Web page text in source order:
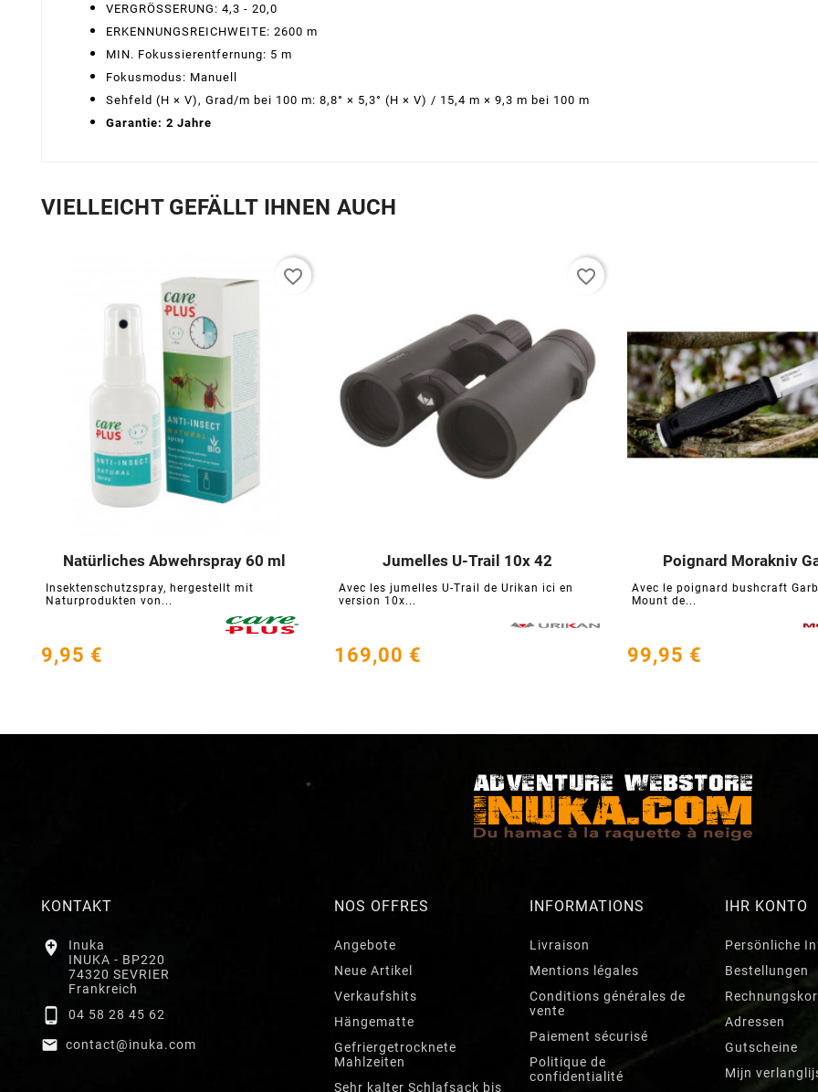
VERGRÖSSERUNG: 4,3 - 20,0
ERKENNUNGSREICHWEITE: 2600 m
MIN. Fokussierentfernung: 5 m
Fokusmodus: Manuell
Sehfeld (H × V), Grad/m bei 100 m: 8,8° × 5,3° (H × V) / 15,4 m × 9,3 m bei 100 m
Garantie: 2 Jahre
VIELLEICHT GEFÄLLT IHNEN AUCH
Natürliches Abwehrspray 60 ml
Insektenschutzspray, hergestellt mit
Naturprodukten von...

9,95 €
favorite_border
Jumelles U-Trail 10x 42
Avec les jumelles U-Trail de Urikan ici en
version 10x...
169,00 €
favorite_border
Poignard Morakniv
Avec le poignard bushcraft
Mount de...

99,95 €
KONTAKT

Inuka
INUKA - BP220
74320 SEVRIER
Frankreich
 04 58 28 45 62
 contact@inuka.com
NOS OFFRES
Angebote
Neue Artikel
Verkaufshits
Hängematte
Gefriergetrocknete
Mahlzeiten
Sehr kalter Schlafsack bis
INFORMATIONS
Livraison
Mentions légales
Conditions générales de
vente
Paiement sécurisé
Politique de
confidentialité
IHR KONTO
Persönliche
Bestellungen
Adressen
Gutscheine
Mijn